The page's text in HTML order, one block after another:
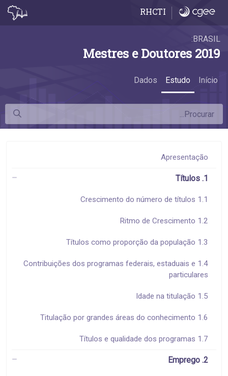
RHCTI
BRASIL:
Mestres e Doutores 2019
Início
Estudo
Dados
Apresentação
1. Títulos
1.1 Crescimento do número de títulos
1.2 Ritmo de Crescimento
1.3 Títulos como proporção da população
1.4 Contribuições dos programas federais, estaduais e
particulares
1.5 Idade na titulação
1.6 Titulação por grandes áreas do conhecimento
1.7 Títulos e qualidade dos programas
2. Emprego